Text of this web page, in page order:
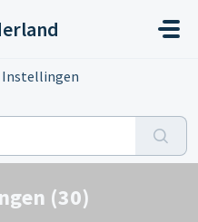
Instellingen
(30)